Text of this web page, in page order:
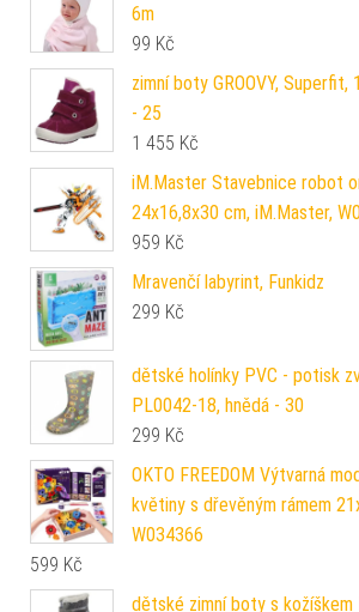
6m
99 Kč
zimní boty GROOVY,
- 25
1 455 Kč
iM.Master Stavebnice robot
24x16,8x30 cm, iM.Master,
959 Kč
Mravenčí labyrint, Funkidz
299 Kč
dětské holínky PVC - potisk
PL0042-18, hnědá - 30
299 Kč
OKTO FREEDOM Výtvarná
květiny s dřevěným rámem
W034366
599 Kč
dětské zimní boty s kožíškem